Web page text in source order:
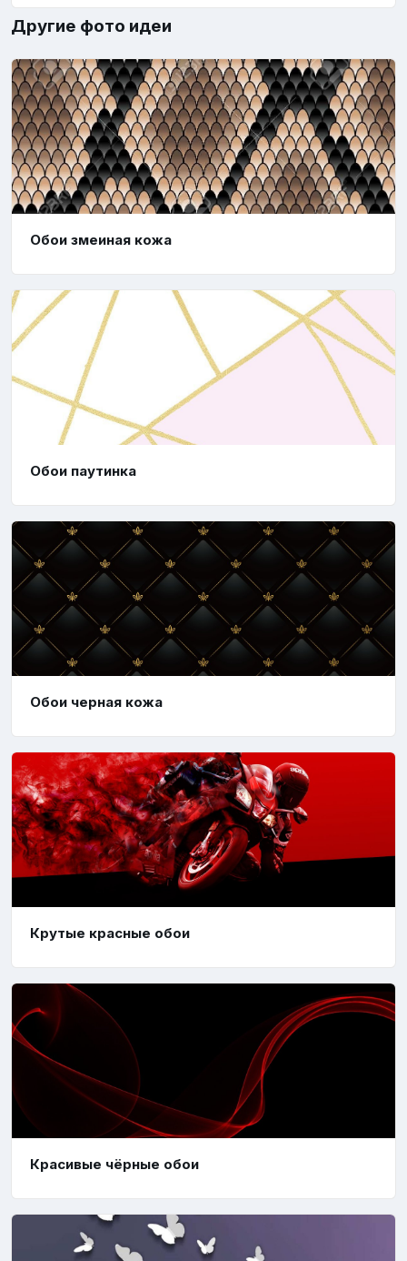
Другие фото идеи
Обои змеиная кожа
Обои паутинка
Обои черная кожа
Крутые красные обои
Красивые чёрные обои